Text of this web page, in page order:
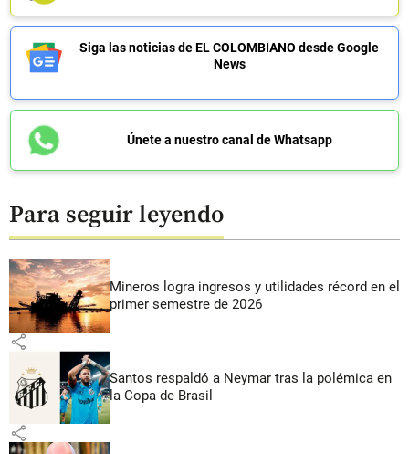
Siga las noticias de EL COLOMBIANO desde Google
News
Únete a nuestro canal de Whatsapp
Para seguir leyendo
Mineros logra ingresos y utilidades récord en el
primer semestre de 2026
share
Santos respaldó a Neymar tras la polémica en
la Copa de Brasil
share